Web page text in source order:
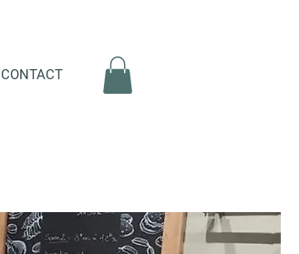
CONTACT